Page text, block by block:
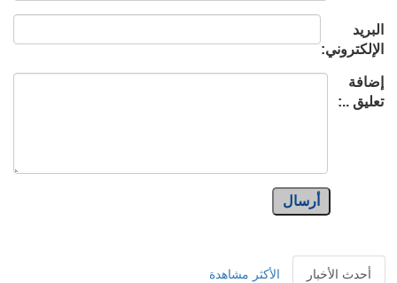
البريد
الإلكتروني:
إضافة
تعليق ..:
أرسال
أحدث الأخبار الأكثر مشاهدة